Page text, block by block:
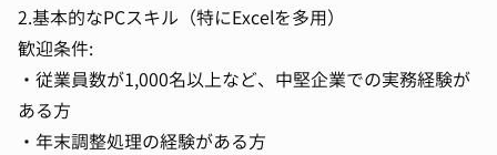
2.基本的なPCスキル（特にExcelを多用）
歓迎条件:
・従業員数が1,000名以上など、中堅企業での実務経験が
ある方
・年末調整処理の経験がある方